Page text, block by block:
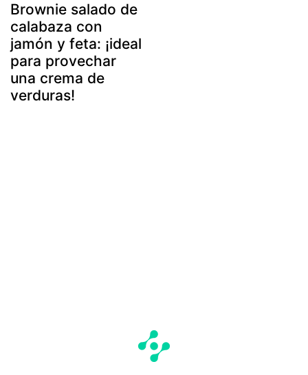
Brownie salado de
calabaza con
jamón y feta: ¡ideal
para provechar
una crema de
verduras!